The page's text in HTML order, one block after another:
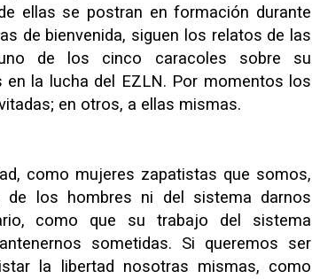
ellas se postran en formación durante
de bienvenida, siguen los relatos de las
de los cinco caracoles sobre su
la lucha del EZLN. Por momentos los
en otros, a ellas mismas.
como mujeres zapatistas que somos,
los hombres ni del sistema darnos
como que su trabajo del sistema
sometidas. Si queremos ser
la libertad nosotras mismas, como